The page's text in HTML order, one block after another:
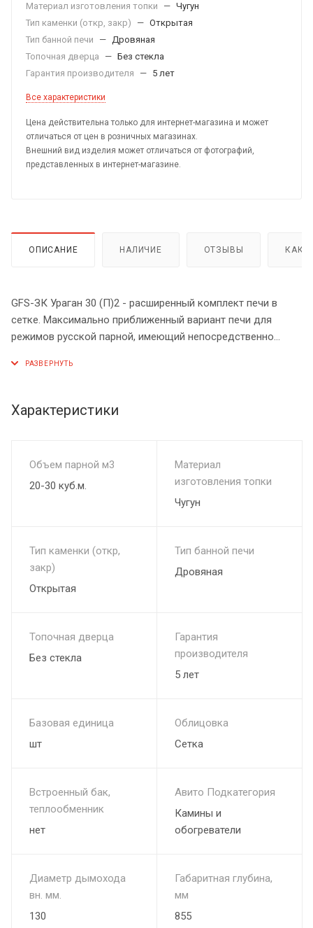
Материал изготовления топки
— Чугун
Тип каменки (откр, закр)
— Открытая
Тип банной печи
— Дровяная
Топочная дверца
— Без стекла
Гарантия производителя
— 5 лет
Все характеристики
Цена действительна только для интернет-магазина и может
отличаться от цен в розничных магазинах.
Внешний вид изделия может отличаться от фотографий,
представленных в интернет-магазине.
ОПИСАНИЕ НАЛИЧИЕ ОТЗЫВЫ КАК
GFS-ЗК Ураган 30 (П)2 - расширенный комплект печи в
сетке. Максимально приближенный вариант печи для
режимов русской парной, имеющий непосредственно
ручкой из бука. Печь легко модернизируется до
путем замены стальной сетки на каменную облицовку без
демонтажа дымохода.
Характеристики
Объем парной м3
20-30 куб.м.
Материал
изготовления топки
Чугун
Тип каменки (откр,
закр)
Открытая
Тип банной печи
Дровяная
Топочная дверца
Без стекла
Гарантия
производителя
5 лет
Базовая единица
шт
Облицовка
Сетка
Встроенный бак,
теплообменник
нет
Авито Подкатегория
Камины и
обогреватели
Диаметр дымохода
вн. мм.
130
Габаритная глубина,
мм
855